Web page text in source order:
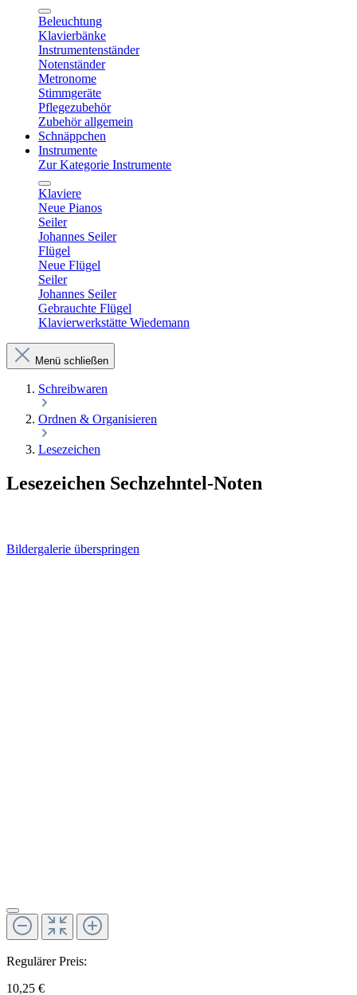
Beleuchtung
Klavierbänke
Instrumentenständer
Notenständer
Metronome
Stimmgeräte
Pflegezubehör
Zubehör allgemein
Schnäppchen
Instrumente
Zur Kategorie Instrumente
Klaviere
Neue Pianos
Seiler
Johannes Seiler
Flügel
Neue Flügel
Seiler
Johannes Seiler
Gebrauchte Flügel
Klavierwerkstätte Wiedemann
Menü schließen
Schreibwaren
Ordnen & Organisieren
Lesezeichen
Lesezeichen Sechzehntel-Noten
Bildergalerie überspringen
Regulärer Preis:
10,25 €